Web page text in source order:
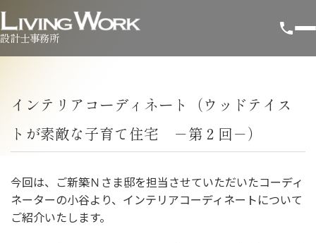
設計士事務所
インテリアコーディネート（ウッドテイス
トが素敵な子育て住宅 －第２回－）
今回は、ご新築Ｎさま邸を担当させていただいたコーディ
ネーターの小谷より、インテリアコーディネートについて
ご紹介いたします。